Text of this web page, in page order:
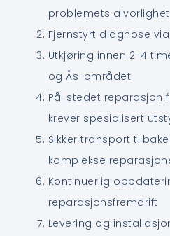
problemets
Fjernstyrt diagnose
Utkjøring innen 2-4
og Ås-området
På-stedet reparasjon
krever spesialisert
Sikker transport
komplekse
Kontinuerlig
reparasjonsfremdrift
Levering og